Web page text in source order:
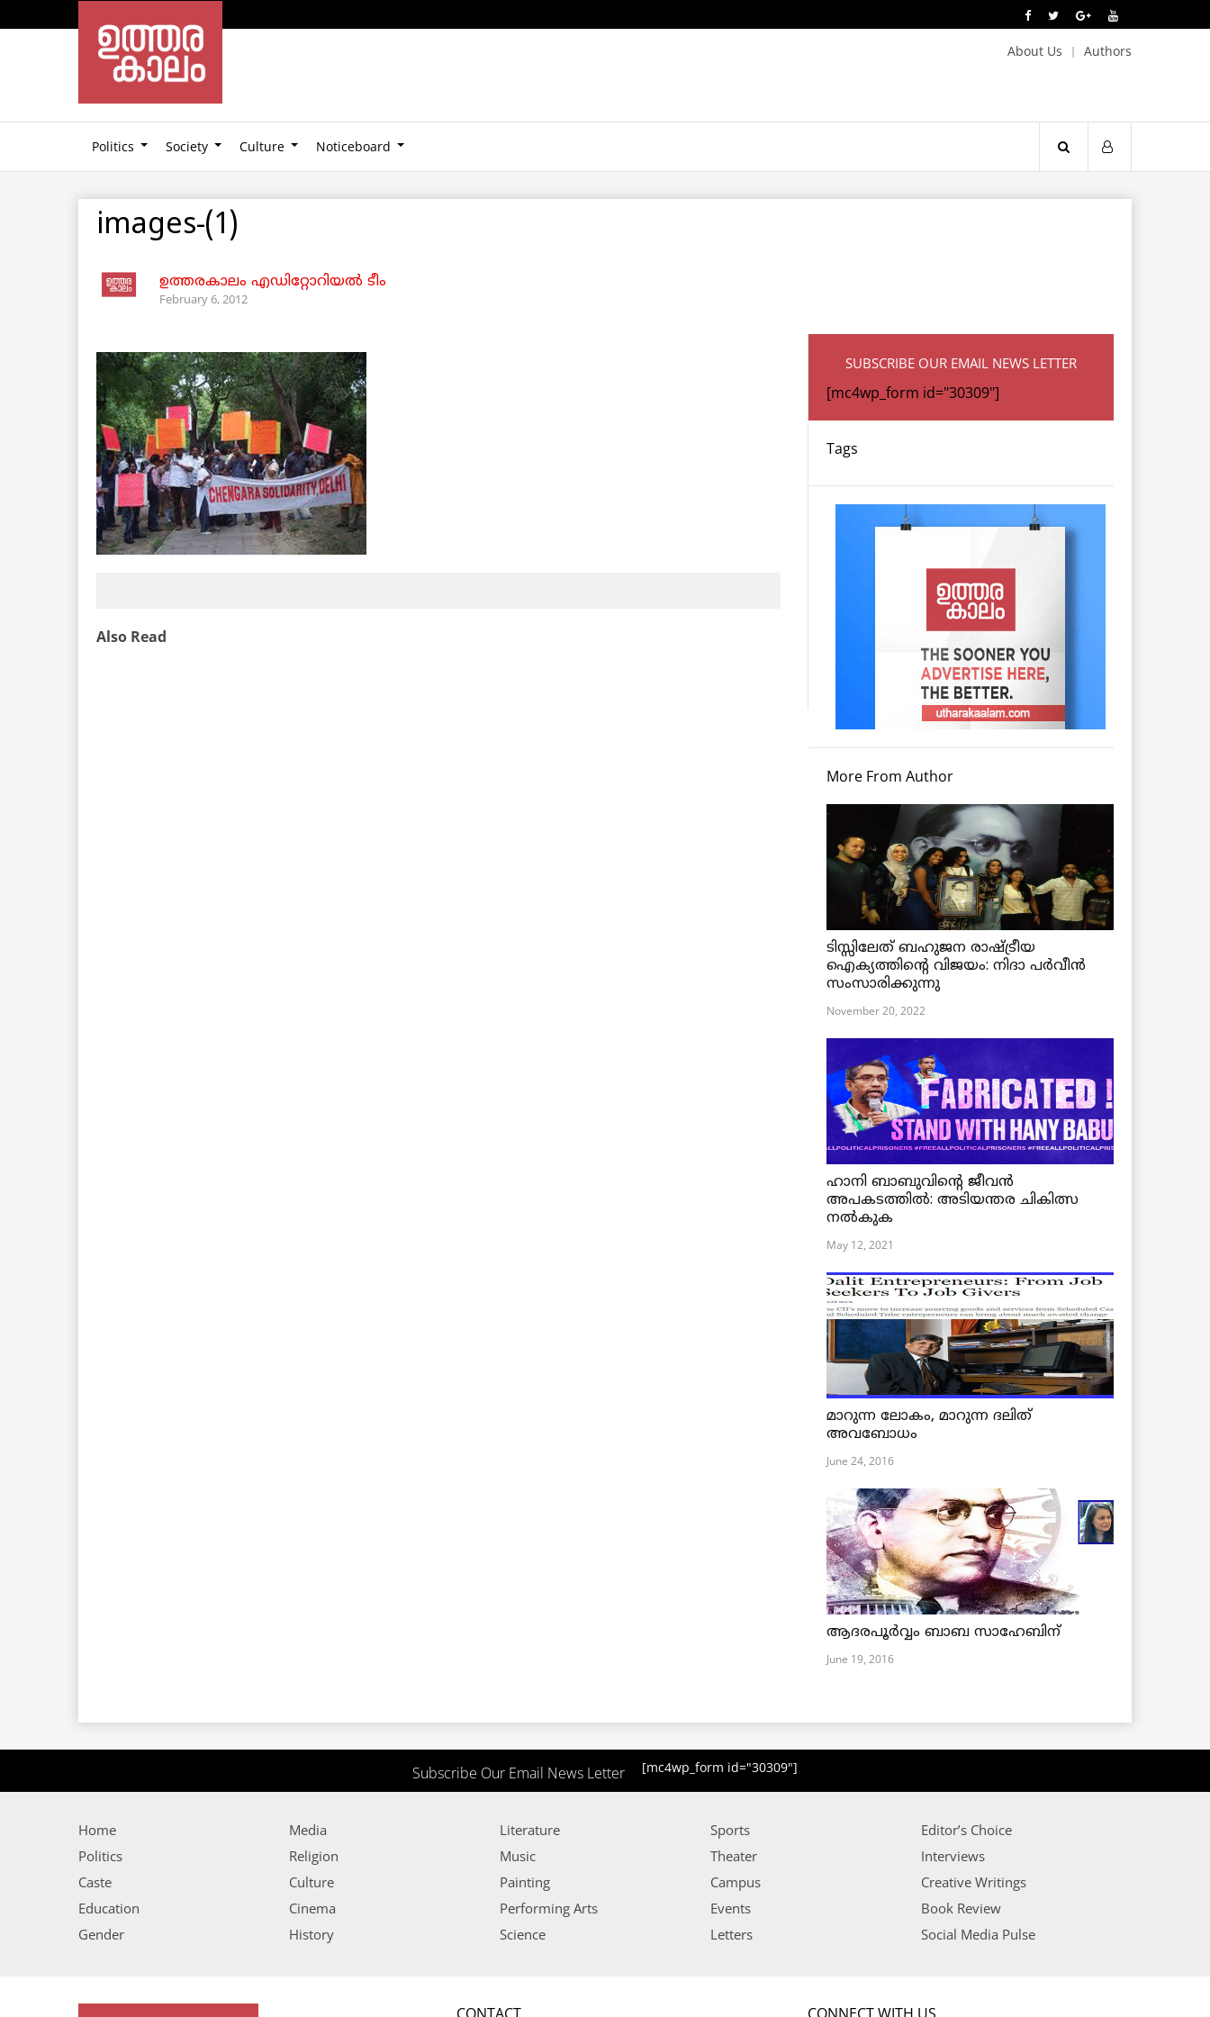
About Us Authors
Politics Society Culture Noticeboard
images-(1)
ഉത്തരകാലം എഡിറ്റോറിയല്‍ ടീം
February 6, 2012
Also Read
SUBSCRIBE OUR EMAIL NEWS LETTER
[mc4wp_form id="30309"]
Tags
More From Author
ടിസ്സിലേത് ബഹുജന രാഷ്ട്രീയ
ഐക്യത്തിന്റെ വിജയം: നിദാ പർവീൻ
സംസാരിക്കുന്നു
November 20, 2022
ഹാനി ബാബുവിന്റെ ജീവൻ
അപകടത്തിൽ: അടിയന്തര ചികിത്സ
നൽകുക
May 12, 2021
മാറുന്ന ലോകം, മാറുന്ന ദലിത്
അവബോധം
June 24, 2016
ആദരപൂര്‍വ്വം ബാബ സാഹേബിന്
June 19, 2016
Subscribe Our Email News Letter [mc4wp_form id="30309"]
Home
Politics
Caste
Education
Gender
Media
Religion
Culture
Cinema
History
Literature
Music
Painting
Performing Arts
Science
Sports
Theater
Campus
Events
Letters
Editor’s Choice
Interviews
Creative Writings
Book Review
Social Media Pulse